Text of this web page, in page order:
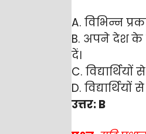
A. विभिन्न
B. अपने देश के
दें।
C.
D.
उत्तर: B